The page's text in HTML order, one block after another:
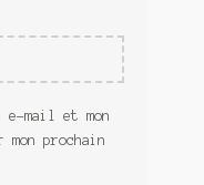
e-mail et mon
prochain